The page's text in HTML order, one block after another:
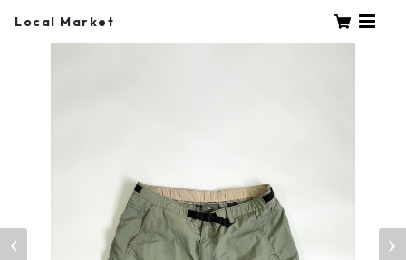
Local Market